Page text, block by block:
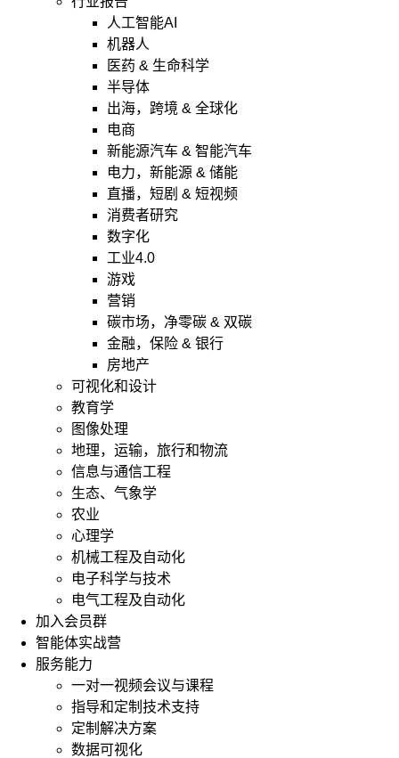
人工智能AI
机器人
医药 & 生命科学
半导体
出海，跨境 & 全球化
电商
新能源汽车 & 智能汽车
电力，新能源 & 储能
直播，短剧 & 短视频
消费者研究
数字化
工业4.0
游戏
营销
碳市场，净零碳 & 双碳
金融，保险 & 银行
房地产
可视化和设计
教育学
图像处理
地理，运输，旅行和物流
信息与通信工程
生态、气象学
农业
心理学
机械工程及自动化
电子科学与技术
电气工程及自动化
加入会员群
智能体实战营
服务能力
一对一视频会议与课程
指导和定制技术支持
定制解决方案
数据可视化